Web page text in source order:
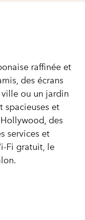
raffinée et
des écrans
ou un jardin
spacieuses et
des
services et
Fi gratuit, le